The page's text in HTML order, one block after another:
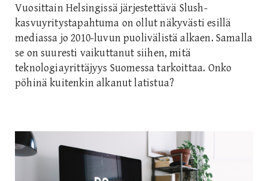
Vuosittain Helsingissä järjestettävä Slush-
kasvuyritystapahtuma on ollut näkyvästi esillä
mediassa jo 2010-luvun puolivälistä alkaen. Samalla
se on suuresti vaikuttanut siihen, mitä
teknologiayrittäjyys Suomessa tarkoittaa. Onko
pöhinä kuitenkin alkanut latistua?